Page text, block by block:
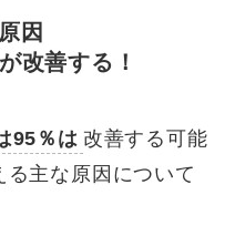
因
改善する！
95％は 改善する可能
主な原因について